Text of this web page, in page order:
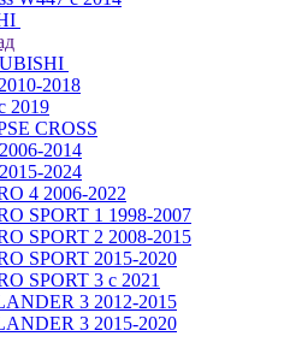
2018
2019
CROSS
2014
2024
4 2006-2022
SPORT 1 1998-2007
SPORT 2 2008-2015
SPORT 2015-2020
SPORT 3 с 2021
3 2012-2015
3 2015-2020